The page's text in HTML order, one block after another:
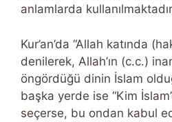
anlamlarda
Kur’an’da “Allah katında
denilerek, Allah’ın (c.c.)
öngördüğü dinin İslam
başka yerde ise “Kim
seçerse, bu ondan kabul